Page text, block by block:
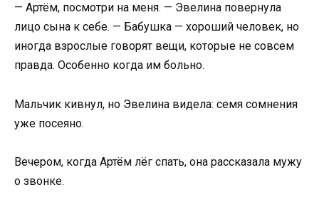
— Артём, посмотри на меня. — Эвелина повернула
лицо сына к себе. — Бабушка — хороший человек, но
иногда взрослые говорят вещи, которые не совсем
правда. Особенно когда им больно.
Мальчик кивнул, но Эвелина видела: семя сомнения
уже посеяно.
Вечером, когда Артём лёг спать, она рассказала мужу
о звонке.